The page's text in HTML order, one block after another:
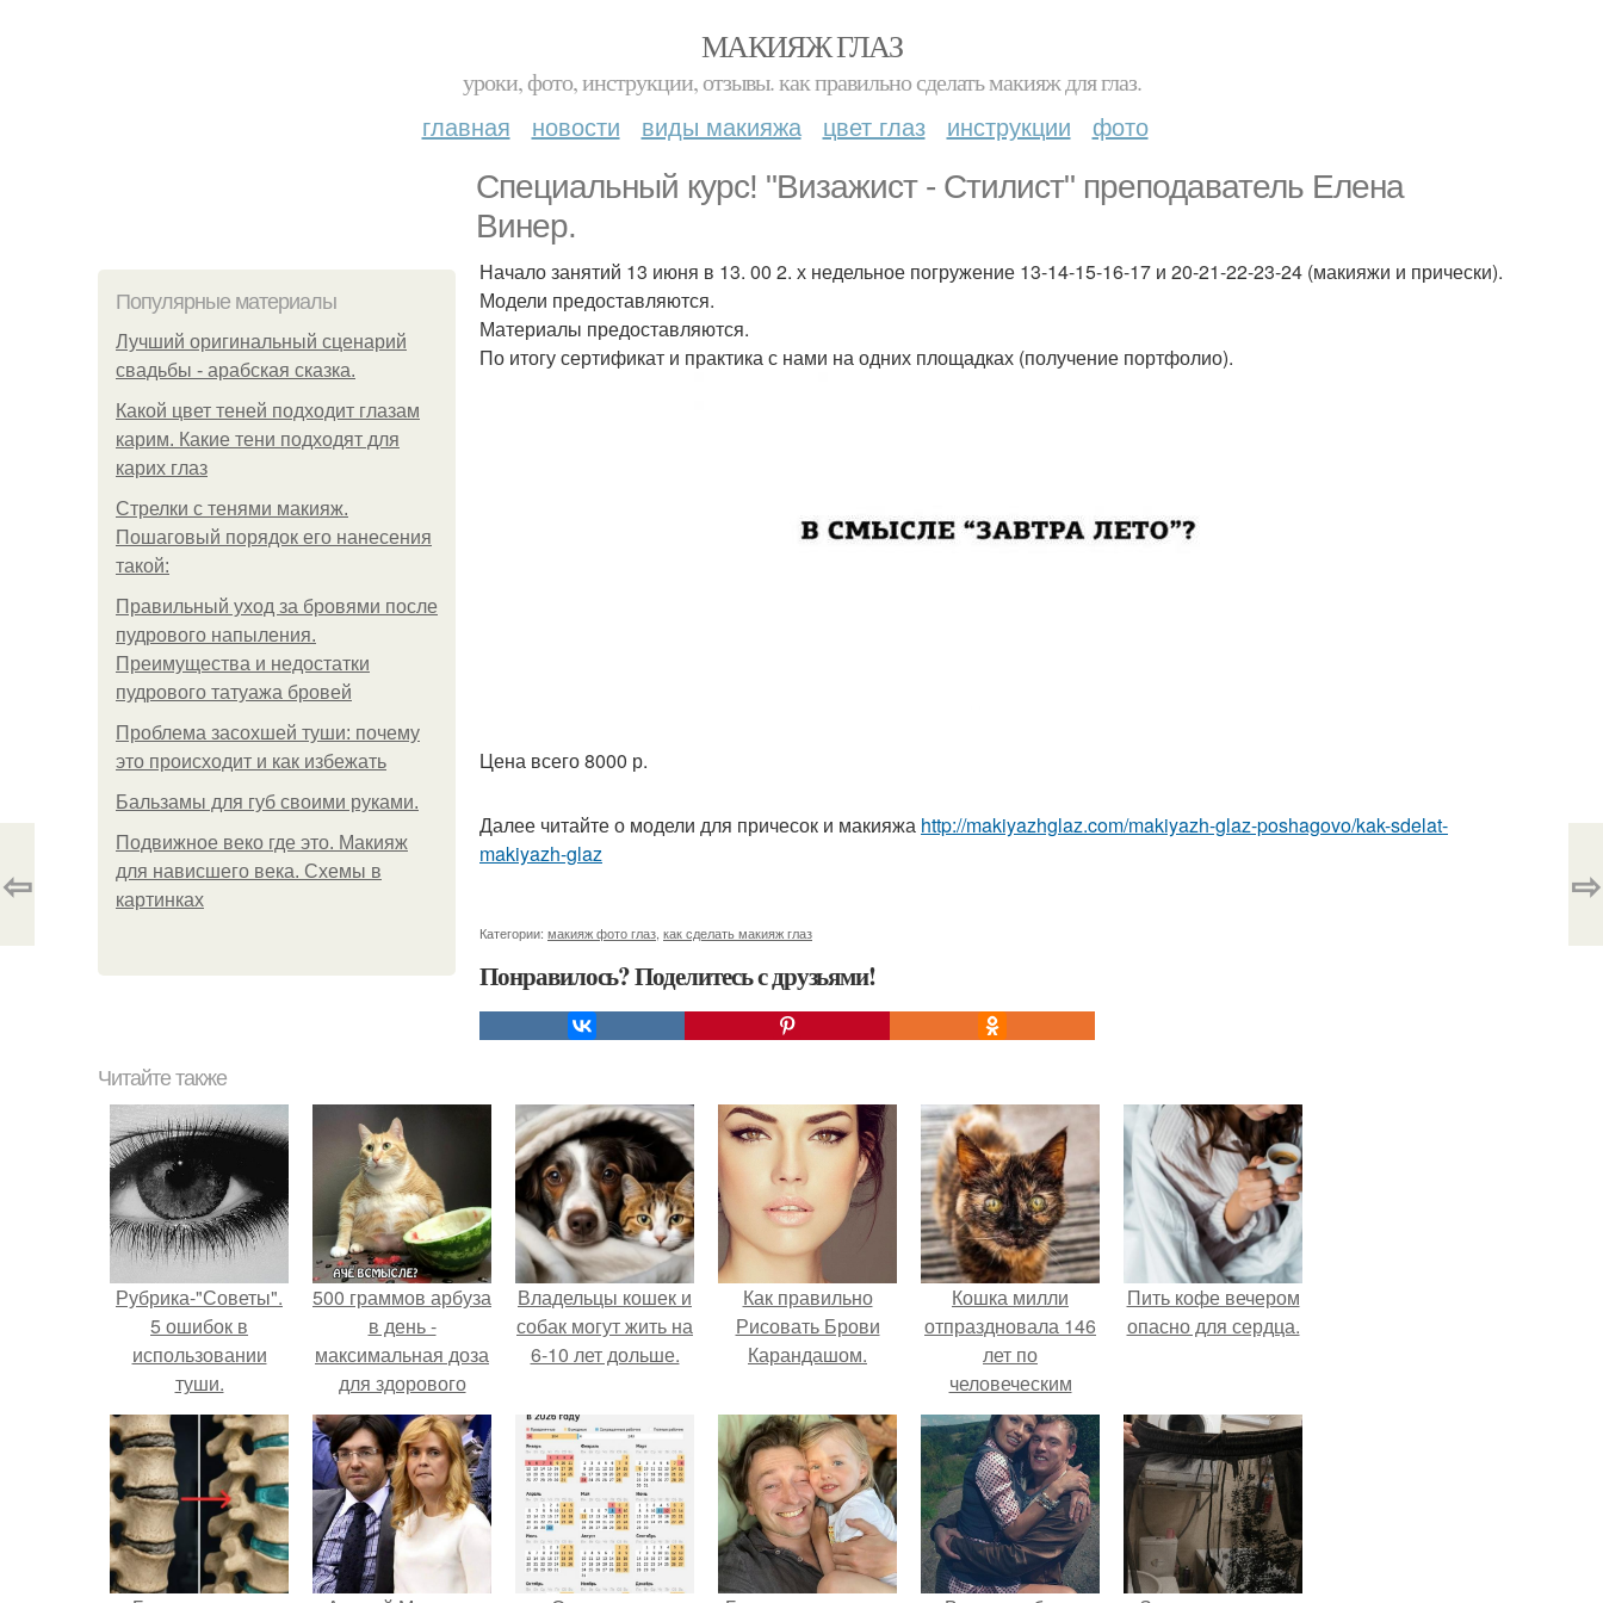
МАКИЯЖ ГЛАЗ
уроки, фото, инструкции, отзывы. как правильно сделать макияж для глаз.
главная новости виды макияжа цвет глаз инструкции фото
Специальный курс! "Визажист - Стилист" преподаватель Елена
Винер.
Популярные материалы
Лучший оригинальный сценарий
свадьбы - арабская сказка.
Какой цвет теней подходит глазам
карим. Какие тени подходят для
карих глаз
Стрелки с тенями макияж.
Пошаговый порядок его нанесения
такой:
Правильный уход за бровями после
пудрового напыления.
Преимущества и недостатки
пудрового татуажа бровей
Проблема засохшей туши: почему
это происходит и как избежать
Бальзамы для губ своими руками.
Подвижное веко где это. Макияж
для нависшего века. Схемы в
картинках
Начало занятий 13 июня в 13. 00 2. х недельное погружение 13-14-15-16-17 и 20-21-22-23-24 (макияжи и прически).
Модели предоставляются.
Материалы предоставляются.
По итогу сертификат и практика с нами на одних площадках (получение портфолио).
Цена всего 8000 р.
Далее читайте о модели для причесок и макияжа http://makiyazhglaz.com/makiyazh-glaz-poshagovo/kak-sdelat-
makiyazh-glaz
Категории: макияж фото глаз как сделать макияж глаз
Понравилось? Поделитесь с друзьями!
⇦ ⇨
Читайте также
Рубрика-"Советы".
5 ошибок в
использовании
туши.
500 граммов арбуза
в день -
максимальная доза
для здорового
взрослого,
предупредили
врачи.
Владельцы кошек и
собак могут жить на
6-10 лет дольше.
Как правильно
Рисовать Брови
Карандашом.
Кошка милли
отпраздновала 146
лет по
человеческим
Меркам и
претендует на
звание самой
старой в мире.
Пить кофе вечером
опасно для сердца.